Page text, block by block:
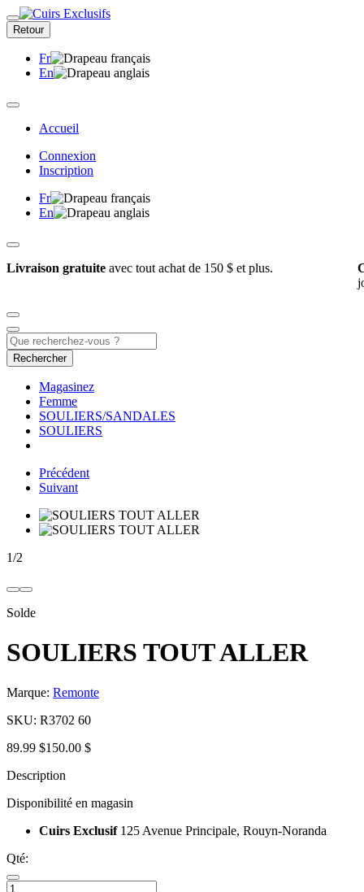
Retour
Fr
En
Accueil
Connexion
Inscription
Fr
En
Livraison gratuite avec tout achat de 150 $ et plus.
Rechercher
Magasinez
Femme
SOULIERS/SANDALES
SOULIERS
Précédent
Suivant
1/2
Solde
SOULIERS TOUT ALLER
Marque: Remonte
SKU: R3702 60
89.99 $150.00 $
Description
Disponibilité en magasin
Cuirs Exclusif 125 Avenue Principale, Rouyn-Noranda
Qté: